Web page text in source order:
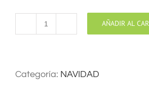
cantidad
AÑADIR AL
Categoría: NAVIDAD